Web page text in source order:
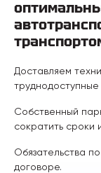
Доставляем
Собственный
сократить сроки
Обязательства
договоре.